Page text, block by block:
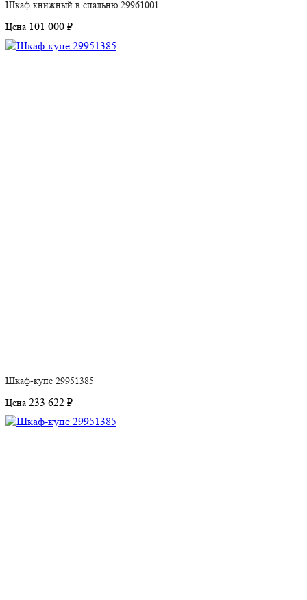
Шкаф книжный в спальню 29961001
Цена 101 000 ₽
Шкаф-купе 29951385
Цена 233 622 ₽